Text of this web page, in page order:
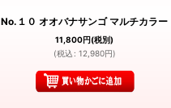
No.１０ オオバナサンゴ マルチカラー
11,800円(税別)
(税込 : 12,980円)